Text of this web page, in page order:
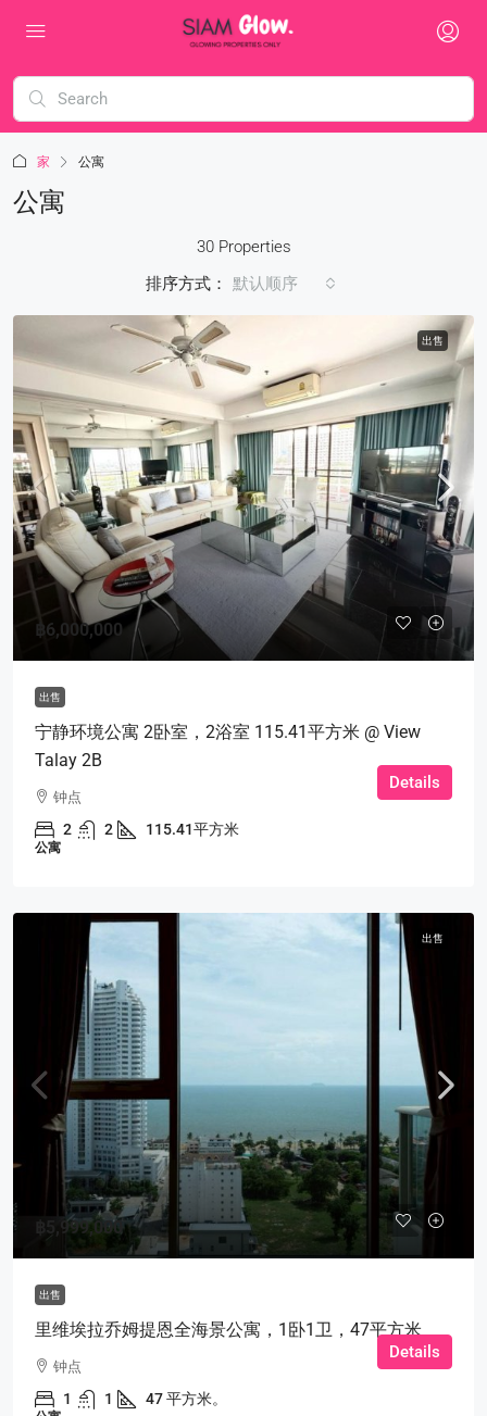
家 公寓
公寓
30 Properties
排序方式：
默认顺序
出售
฿6,000,000
出售
宁静环境公寓 2卧室，2浴室 115.41平方米 @ View
Talay 2B
钟点
2 2 115.41平方米
公寓
Details
出售
฿5,999,000
出售
里维埃拉乔姆提恩全海景公寓，1卧1卫，47平方米
钟点
1 1 47 平方米。
Details